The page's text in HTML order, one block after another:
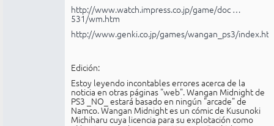
http://www.watch.impress.co.jp/game/doc …
531/wm.htm
http://www.genki.co.jp/games/wangan_ps3/
Edición:
Estoy leyendo incontables errores acerca de la
noticia en otras páginas "web". Wangan Midnight de
PS3 _NO_ estará basado en ningún "arcade" de
Namco. Wangan Midnight es un cómic de Kusunoki
Michiharu cuya licencia para su explotación como